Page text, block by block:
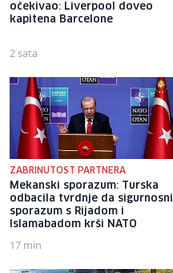
očekivao: Liverpool doveo
kapitena Barcelone
2 sata
ZABRINUTOST PARTNERA
Mekanski sporazum: Turska
odbacila tvrdnje da sigurnosni
sporazum s Rijadom i
Islamabadom krši NATO
17 min